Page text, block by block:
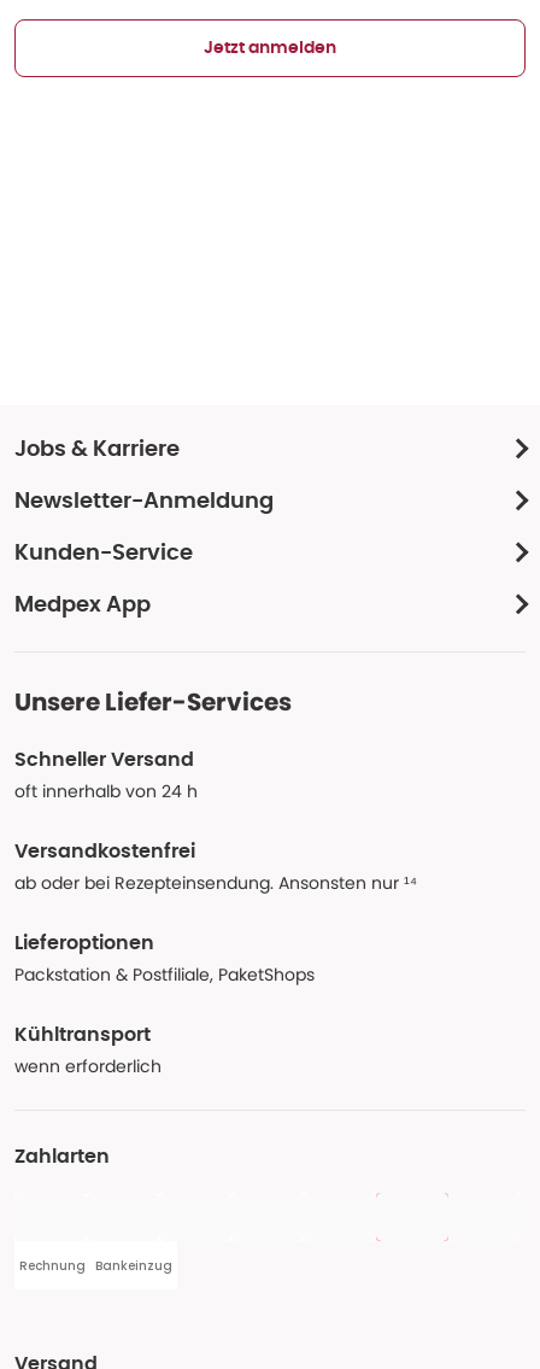
Jetzt anmelden
Jobs & Karriere
Newsletter-Anmeldung
Kunden-Service
Medpex App
Unsere Liefer-Services
Schneller Versand
oft innerhalb von 24 h
Versandkostenfrei
ab oder bei Rezepteinsendung. Ansonsten nur ¹⁴
Lieferoptionen
Packstation & Postfiliale, PaketShops
Kühltransport
wenn erforderlich
Zahlarten
Rechnung Bankeinzug
Versand